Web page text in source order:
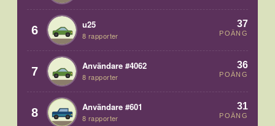
6 u25
8 rapporter
37
POÄNG
7 Användare #4062
8 rapporter
36
POÄNG
8 Användare #601
8 rapporter
31
POÄNG